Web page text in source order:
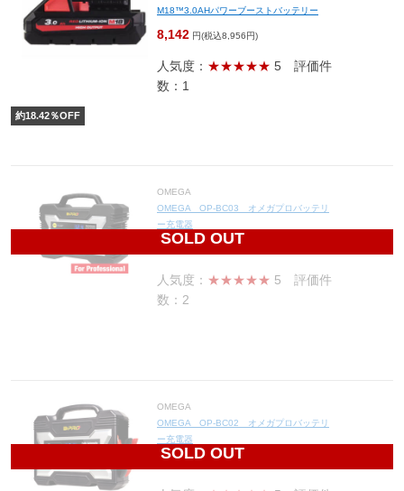
M18™3.0AHパワーブーストバッテリー
8,142 円(税込8,956円)
人気度： ★★★★★ 5 評価件
数：1
約18.42％OFF
SOLD OUT
OMEGA
OMEGA OP-BC03 オメガプロバッテリ
ー充電器
34,091
人気度： ★★★★★ 5 評価件
数：2
SOLD OUT
OMEGA
OMEGA OP-BC02 オメガプロバッテリ
ー充電器
16,670